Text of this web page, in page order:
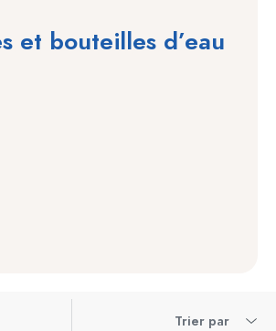
et bouteilles d’eau
Trier par